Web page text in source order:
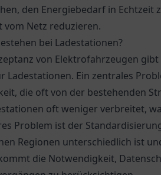
den Energiebedarf in Echtzeit
Netz reduzieren.
bei Ladestationen?
von Elektrofahrzeugen
Ein zentrales
die oft von der bestehenden
oft weniger verbreitet,
Problem ist der
Regionen unterschiedlich ist
die Notwendigkeit,